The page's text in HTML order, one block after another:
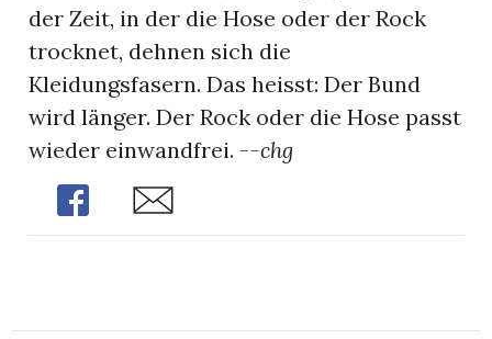
der Zeit, in der die Hose oder der Rock
trocknet, dehnen sich die
Kleidungsfasern. Das heisst: Der Bund
wird länger. Der Rock oder die Hose passt
wieder einwandfrei. --chg
Share
Share